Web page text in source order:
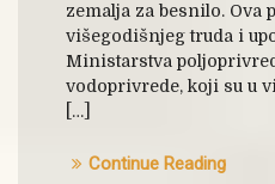
zemalja za besnilo. Ova
višegodišnjeg truda i
Ministarstva
vodoprivrede, koji su u
[…]
Continue Reading